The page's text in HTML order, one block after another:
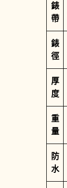
錶
帶
錶
徑
厚
度
重
量
防
水